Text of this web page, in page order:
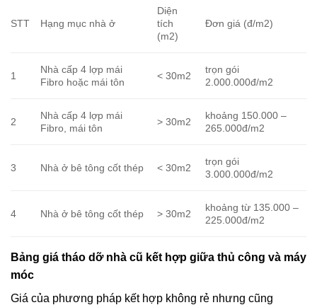
STT Hạng mục nhà ở
Diện
tích
(m2)
Đơn giá (đ/m2)
1
Nhà cấp 4 lợp mái
Fibro hoặc mái tôn
< 30m2
trọn gói
2.000.000đ/m2
2
Nhà cấp 4 lợp mái
Fibro, mái tôn
> 30m2
khoảng 150.000 –
265.000đ/m2
3 Nhà ở bê tông cốt thép < 30m2
trọn gói
3.000.000đ/m2
4 Nhà ở bê tông cốt thép > 30m2
khoảng từ 135.000 –
225.000đ/m2
Bảng giá tháo dỡ nhà cũ kết hợp giữa thủ công và máy
móc
Giá của phương pháp kết hợp không rẻ nhưng cũng